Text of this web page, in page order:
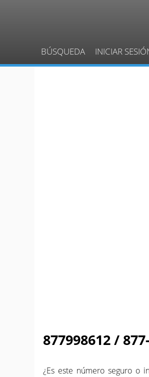
BÚSQUEDA INICIAR
877998612 /
¿Es este número seguro o